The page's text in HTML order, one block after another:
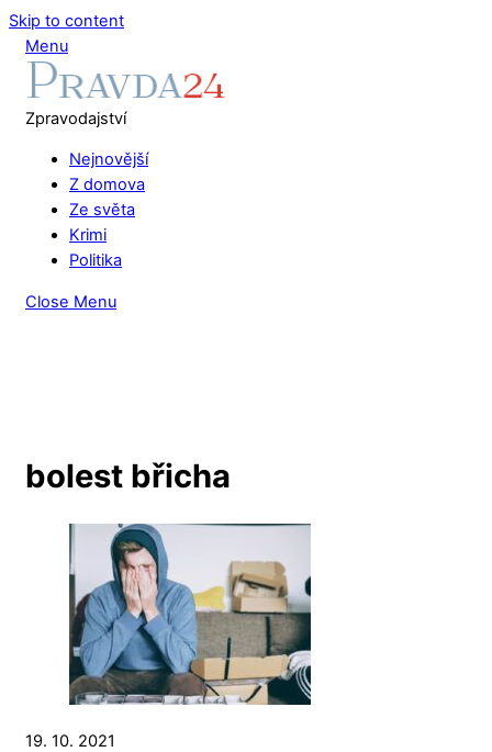
Skip to content
Menu
Zpravodajství
Nejnovější
Z domova
Ze světa
Krimi
Politika
Close Menu
bolest břicha
19. 10. 2021